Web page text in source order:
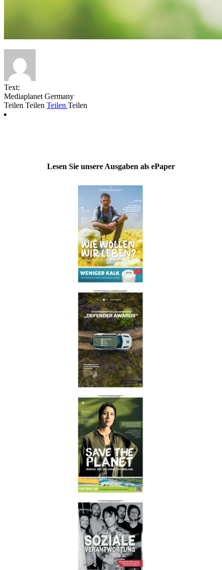
Text:
Mediaplanet Germany
Teilen Teilen Teilen Teilen
Lesen Sie unsere Ausgaben als ePaper